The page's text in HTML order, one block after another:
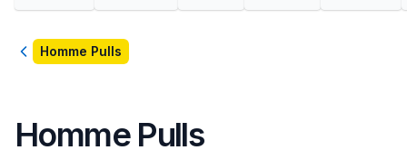
RetourHomme Pulls
Homme Pulls